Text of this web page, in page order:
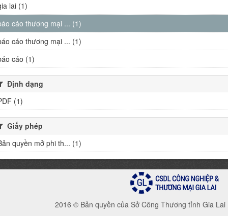
lai (1)
cáo thương mại ... (1)
cáo thương mại ... (1)
cáo (1)
Định dạng
(1)
Giấy phép
quyền mở phi th... (1)
2016 © Bản quyền của Sở Công Thương tỉnh Gia Lai